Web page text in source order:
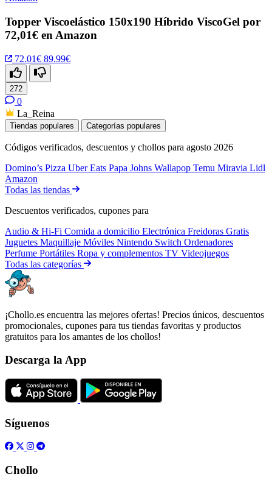
Topper Viscoelástico 150x190 Híbrido ViscoGel por
72,01€ en Amazon
72.01€ 89.99€
272
0
La_Reina
Tiendas populares Categorías populares
Códigos verificados, descuentos y chollos para agosto 2026
Domino’s Pizza Uber Eats Papa Johns Wallapop Temu Miravia Lidl
Amazon
Todas las tiendas
Descuentos verificados, cupones para
Audio & Hi-Fi Comida a domicilio Electrónica Freidoras Gratis
Juguetes Maquillaje Móviles Nintendo Switch Ordenadores
Perfume Portátiles Ropa y complementos TV Videojuegos
Todas las categorías
¡Chollo.es encuentra las mejores ofertas! Precios únicos, descuentos
promocionales, cupones para tus tiendas favoritas y productos
gratuitos para los amantes de los chollos!
Descarga la App
Síguenos
Chollo